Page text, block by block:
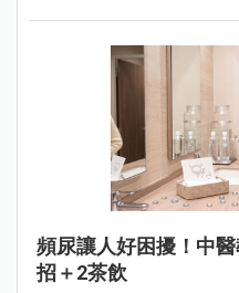
頻尿讓人好困擾！中
招＋2茶飲